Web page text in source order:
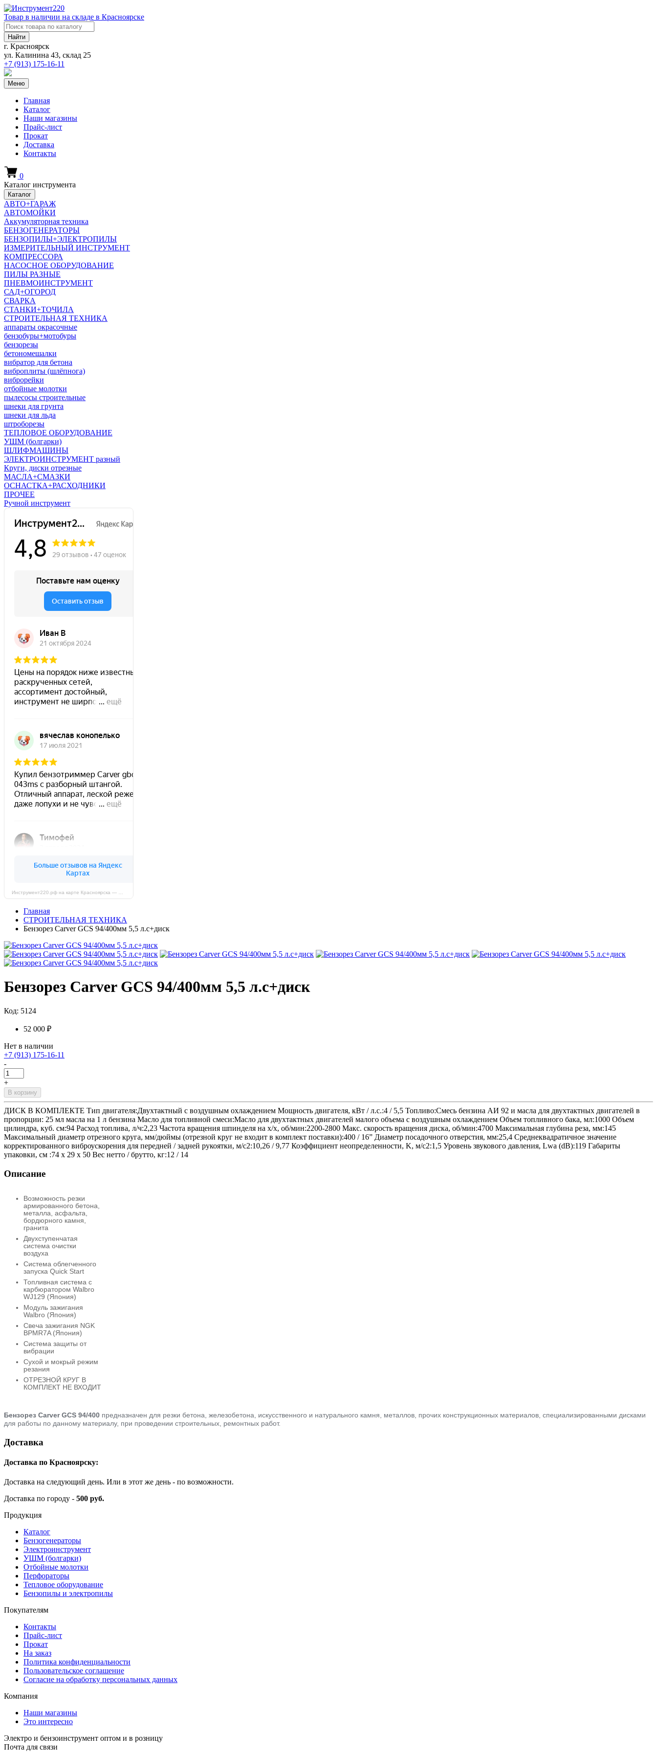
Товар в наличии на складе в Красноярске
Найти
г. Красноярск
ул. Калинина 43, склад 25
+7 (913) 175-16-11
Меню
Главная
Каталог
Наши магазины
Прайс-лист
Прокат
Доставка
Контакты
0
Каталог инструмента
Каталог
АВТО+ГАРАЖ
АВТОМОЙКИ
Аккумуляторная техника
БЕНЗОГЕНЕРАТОРЫ
БЕНЗОПИЛЫ+ЭЛЕКТРОПИЛЫ
ИЗМЕРИТЕЛЬНЫЙ ИНСТРУМЕНТ
КОМПРЕССОРА
НАСОСНОЕ ОБОРУДОВАНИЕ
ПИЛЫ РАЗНЫЕ
ПНЕВМОИНСТРУМЕНТ
САД+ОГОРОД
СВАРКА
СТАНКИ+ТОЧИЛА
СТРОИТЕЛЬНАЯ ТЕХНИКА
аппараты окрасочные
бензобуры+мотобуры
бензорезы
бетономешалки
вибратор для бетона
виброплиты (шлёпнога)
виброрейки
отбойные молотки
пылесосы строительные
шнеки для грунта
шнеки для льда
штроборезы
ТЕПЛОВОЕ ОБОРУДОВАНИЕ
УШМ (болгарки)
ШЛИФМАШИНЫ
ЭЛЕКТРОИНСТРУМЕНТ разный
Круги, диски отрезные
МАСЛА+СМАЗКИ
ОСНАСТКА+РАСХОДНИКИ
ПРОЧЕЕ
Ручной инструмент
Главная
СТРОИТЕЛЬНАЯ ТЕХНИКА
Бензорез Carver GCS 94/400мм 5,5 л.с+диск
Бензорез Carver GCS 94/400мм 5,5 л.с+диск
Код: 5124
52 000 ₽
Нет в наличии
+7 (913) 175-16-11
-
+
В корзину
ДИСК В КОМПЛЕКТЕ Тип двигателя:Двухтактный с воздушным охлаждением Мощность двигателя, кВт / л.с.:4 / 5,5 Топливо:Смесь бензина АИ 92 и масла для двухтактных двигателей в
пропорции: 25 мл масла на 1 л бензина Масло для топливной смеси:Масло для двухтактных двигателей малого объема с воздушным охлаждением Объем топливного бака, мл:1000 Объем
цилиндра, куб. см:94 Расход топлива, л/ч:2,23 Частота вращения шпинделя на х/х, об/мин:2200-2800 Макс. скорость вращения диска, об/мин:4700 Максимальная глубина реза, мм:145
Максимальный диаметр отрезного круга, мм/дюймы (отрезной круг не входит в комплект поставки):400 / 16” Диаметр посадочного отверстия, мм:25,4 Среднеквадратичное значение
корректированного виброускорения для передней / задней рукоятки, м/с2:10,26 / 9,77 Коэффициент неопределенности, K, м/с2:1,5 Уровень звукового давления, Lwa (dB):119 Габариты
упаковки, см :74 x 29 x 50 Вес нетто / брутто, кг:12 / 14
Описание
Возможность резки
армированного бетона,
металла, асфальта,
бордюрного камня,
гранита
Двухступенчатая
система очистки
воздуха
Система облегченного
запуска Quick Start
Топливная система с
карбюратором Walbro
WJ129 (Япония)
Модуль зажигания
Walbro (Япония)
Свеча зажигания NGK
BPMR7A (Япония)
Система защиты от
вибрации
Сухой и мокрый режим
резания
ОТРЕЗНОЙ КРУГ В
КОМПЛЕКТ НЕ ВХОДИТ
Бензорез Carver GCS 94/400 предназначен для резки бетона, железобетона, искусственного и натурального камня, металлов, прочих конструкционных материалов, специализированными дисками
для работы по данному материалу, при проведении строительных, ремонтных работ.
Доставка
Доставка по Красноярску:
Доставка на следующий день. Или в этот же день - по возможности.
Доставка по городу - 500 руб.
Продукция
Каталог
Бензогенераторы
Электроинструмент
УШМ (болгарки)
Отбойные молотки
Перфораторы
Тепловое оборудование
Бензопилы и электропилы
Покупателям
Контакты
Прайс-лист
Прокат
На заказ
Политика конфиденциальности
Пользовательское соглашение
Согласие на обработку персональных данных
Компания
Наши магазины
Это интересно
Электро и бензоинструмент оптом и в розницу
Почта для связи